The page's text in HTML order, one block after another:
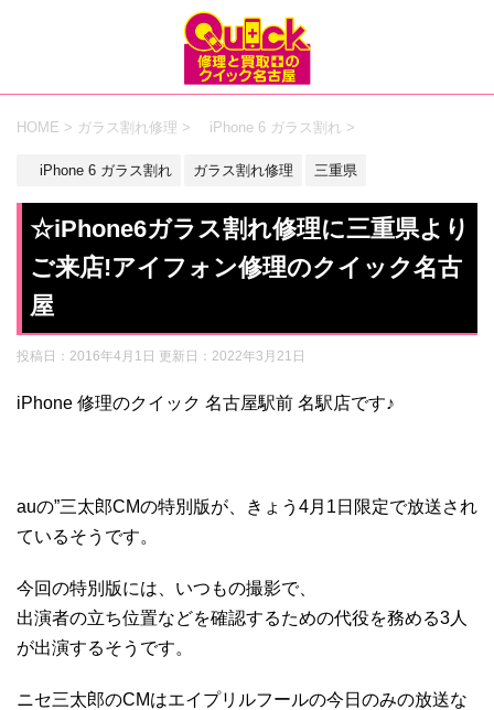
HOME > ガラス割れ修理 > iPhone 6 ガラス割れ >
iPhone 6 ガラス割れ ガラス割れ修理 三重県
☆iPhone6ガラス割れ修理に三重県より
ご来店!アイフォン修理のクイック名古
屋
投稿日：2016年4月1日 更新日： 2022年3月21日
iPhone 修理のクイック 名古屋駅前 名駅店です♪
auの”三太郎CMの特別版が、きょう4月1日限定で放送され
ているそうです。
今回の特別版には、いつもの撮影で、
出演者の立ち位置などを確認するための代役を務める3人
が出演するそうです。
ニセ三太郎のCMはエイプリルフールの今日のみの放送な